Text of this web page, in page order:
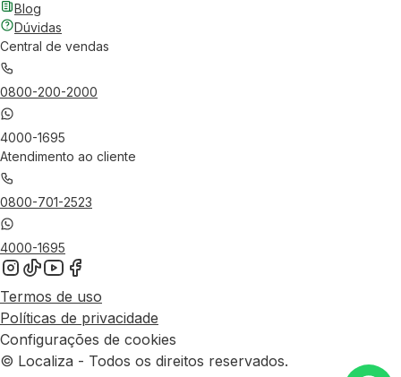
Blog
Dúvidas
Central de vendas
0800-200-2000
4000-1695
Atendimento ao cliente
0800-701-2523
4000-1695
Termos de uso
Políticas de privacidade
Configurações de cookies
© Localiza - Todos os direitos reservados.